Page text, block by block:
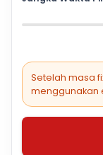
Setelah masa
menggunakan